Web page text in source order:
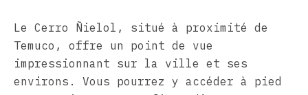
Le Cerro Ñielol, situé à proximité de
Temuco, offre un point de vue
impressionnant sur la ville et ses
environs. Vous pourrez y accéder à pied